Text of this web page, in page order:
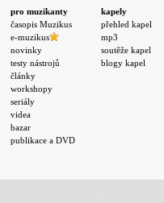
pro muzikanty
časopis Muzikus
e-muzikus
novinky
testy nástrojů
články
workshopy
seriály
videa
bazar
publikace a DVD
kapely
přehled kapel
mp3
soutěže kapel
blogy kapel